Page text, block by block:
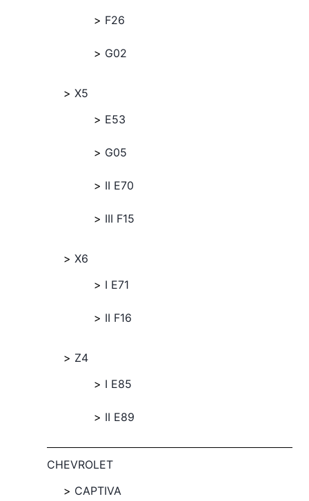
F26
G02
X5
E53
G05
II E70
III F15
X6
I E71
II F16
Z4
I E85
II E89
CHEVROLET
CAPTIVA